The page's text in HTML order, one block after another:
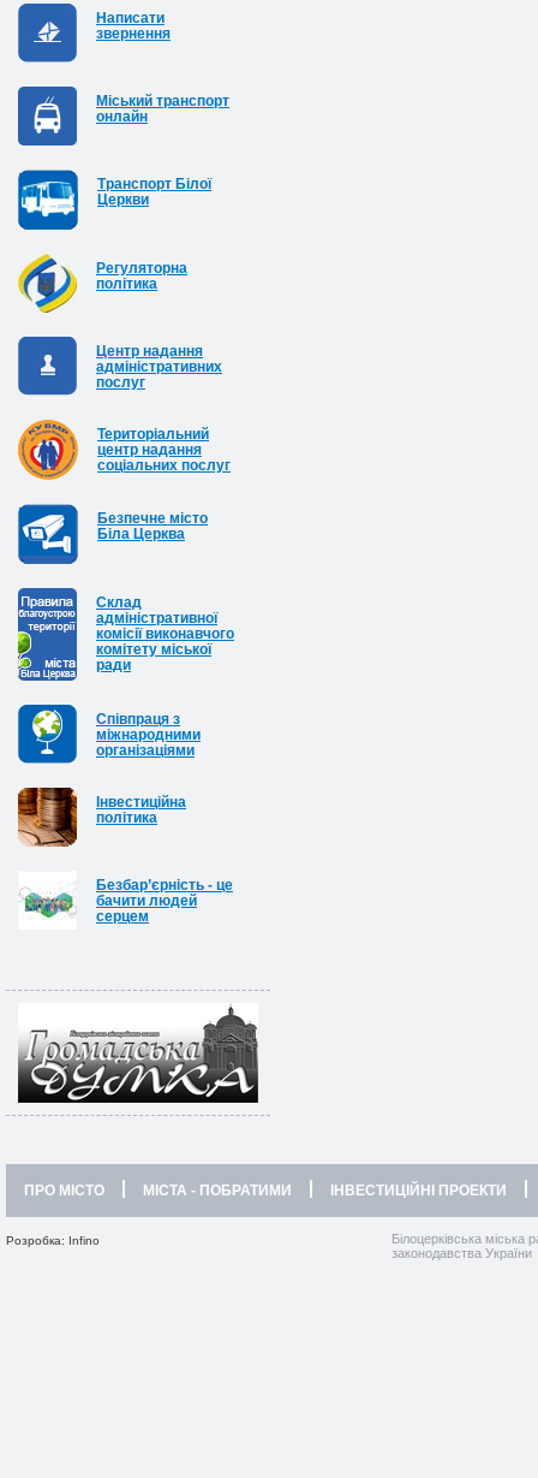
Написати
звернення
Міський транспорт
онлайн
Транспорт Білої
Церкви
Регуляторна
політика
Центр надання
адміністративних
послуг
Територіальний
центр надання
соціальних послуг
Безпечне місто
Біла Церква
Cклад
адміністративної
комісії виконавчого
комітету міської
ради
Співпраця з
міжнародними
організаціями
Інвестиційна
політика
Безбар’єрність - це
бачити людей
серцем
ПРО МІСТО МІСТА - ПОБРАТИМИ ІНВЕСТИЦІЙНІ ПРОЕКТИ
Розробка: Infino
Білоцерківська міська
законодавства України